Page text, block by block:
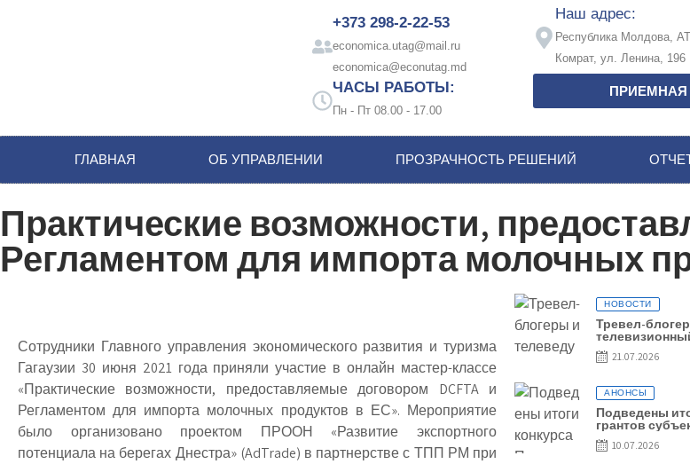
+373 298-2-22-53
economica.utag@mail.ru
economica@econutag.md
ЧАСЫ РАБОТЫ:
Пн - Пт 08.00 - 17.00
Наш адрес:
Республика Молдова,
Комрат, ул. Ленина, 196
ПРИЕМНАЯ
ГЛАВНАЯ ОБ УПРАВЛЕНИИ ПРОЗРАЧНОСТЬ РЕШЕНИЙ
Практические возможности,
Регламентом для импорта молочных
Сотрудники Главного управления экономического развития и туризма
Гагаузии 30 июня 2021 года приняли участие в онлайн мастер-классе
«Практические возможности, предоставляемые договором DCFTA и
Регламентом для импорта молочных продуктов в ЕС». Мероприятие
было организовано проектом ПРООН «Развитие экспортного
потенциала на берегах Днестра» (AdTrade) в партнерстве с ТПП РМ при
НОВОСТИ
Тревел-
21.07.2026
АНОНСЫ
Подведены
грантов
10.07.2026